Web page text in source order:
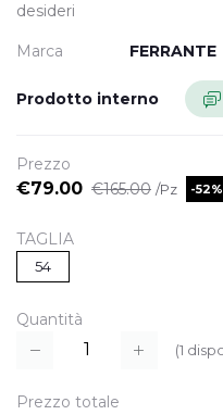
desideri
Marca FERRANTE
Prodotto interno
Prezzo
€79.00 €165.00 /Pz -52%
TAGLIA
54
Quantità
(1
Prezzo totale